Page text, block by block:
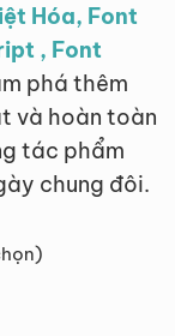
Hóa, Font
, Font
phá thêm
và hoàn toàn
tác phẩm
chung đôi.